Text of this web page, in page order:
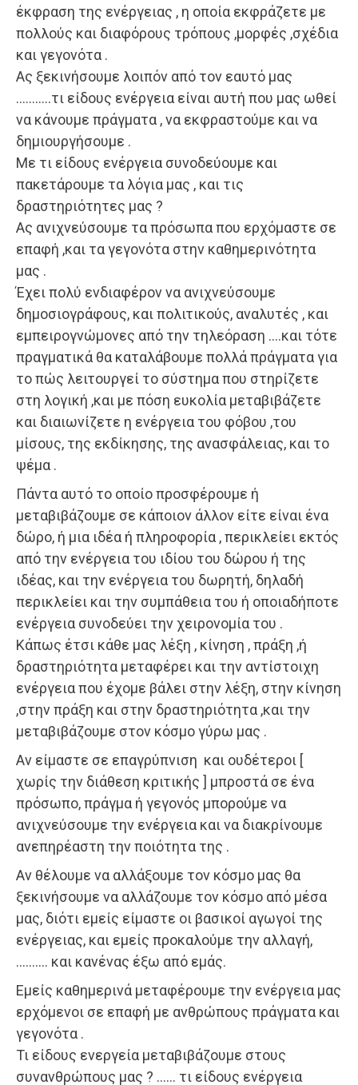
έκφραση της ενέργειας , η οποία εκφράζετε με
πολλούς και διαφόρους τρόπους ,μορφές ,σχέδια
και γεγονότα .
Ας ξεκινήσουμε λοιπόν από τον εαυτό μας
………..τι είδους ενέργεια είναι αυτή που μας ωθεί
να κάνουμε πράγματα , να εκφραστούμε και να
δημιουργήσουμε .
Με τι είδους ενέργεια συνοδεύουμε και
πακετάρουμε τα λόγια μας , και τις
δραστηριότητες μας ?
Ας ανιχνεύσουμε τα πρόσωπα που ερχόμαστε σε
επαφή ,και τα γεγονότα στην καθημερινότητα
μας .
Έχει πολύ ενδιαφέρον να ανιχνεύσουμε
δημοσιογράφους, και πολιτικούς, αναλυτές , και
εμπειρογνώμονες από την τηλεόραση ….και τότε
πραγματικά θα καταλάβουμε πολλά πράγματα για
το πώς λειτουργεί το σύστημα που στηρίζετε
στη λογική ,και με πόση ευκολία μεταβιβάζετε
και διαιωνίζετε η ενέργεια του φόβου ,του
μίσους, της εκδίκησης, της ανασφάλειας, και το
ψέμα .
Πάντα αυτό το οποίο προσφέρουμε ή
μεταβιβάζουμε σε κάποιον άλλον είτε είναι ένα
δώρο, ή μια ιδέα ή πληροφορία , περικλείει εκτός
από την ενέργεια του ιδίου του δώρου ή της
ιδέας, και την ενέργεια του δωρητή, δηλαδή
περικλείει και την συμπάθεια του ή οποιαδήποτε
ενέργεια συνοδεύει την χειρονομία του .
Κάπως έτσι κάθε μας λέξη , κίνηση , πράξη ,ή
δραστηριότητα μεταφέρει και την αντίστοιχη
ενέργεια που έχομε βάλει στην λέξη, στην κίνηση
,στην πράξη και στην δραστηριότητα ,και την
μεταβιβάζουμε στον κόσμο γύρω μας .
Αν είμαστε σε επαγρύπνιση και ουδέτεροι [
χωρίς την διάθεση κριτικής ] μπροστά σε ένα
πρόσωπο, πράγμα ή γεγονός μπορούμε να
ανιχνεύσουμε την ενέργεια και να διακρίνουμε
ανεπηρέαστη την ποιότητα της .
Αν θέλουμε να αλλάξουμε τον κόσμο μας θα
ξεκινήσουμε να αλλάζουμε τον κόσμο από μέσα
μας, διότι εμείς είμαστε οι βασικοί αγωγοί της
ενέργειας, και εμείς προκαλούμε την αλλαγή,
………. και κανένας έξω από εμάς.
Εμείς καθημερινά μεταφέρουμε την ενέργεια μας
ερχόμενοι σε επαφή με ανθρώπους πράγματα και
γεγονότα .
Τι είδους ενεργεία μεταβιβάζουμε στους
συνανθρώπους μας ? …… τι είδους ενέργεια